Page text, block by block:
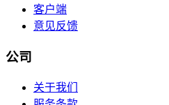
客户端
意见反馈
公司
关于我们